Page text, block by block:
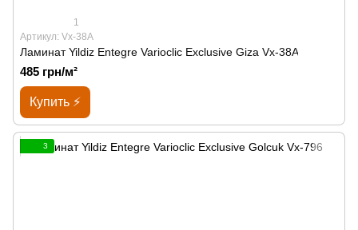
1
Артикул: Vx-38A
Ламинат Yildiz Entegre Varioclic Exclusive Giza Vx-38A
485 грн/м²
Купить ⚡
3